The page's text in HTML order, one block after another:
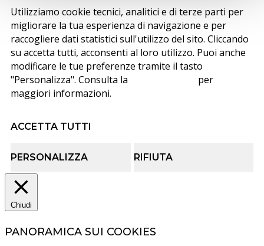
Utilizziamo cookie tecnici, analitici e di terze parti per
migliorare la tua esperienza di navigazione e per
raccogliere dati statistici sull'utilizzo del sito. Cliccando
su accetta tutti, acconsenti al loro utilizzo. Puoi anche
modificare le tue preferenze tramite il tasto
"Personalizza". Consulta la
per
maggiori informazioni.
ACCETTA TUTTI
PERSONALIZZA RIFIUTA
Chiudi
PANORAMICA SUI COOKIES